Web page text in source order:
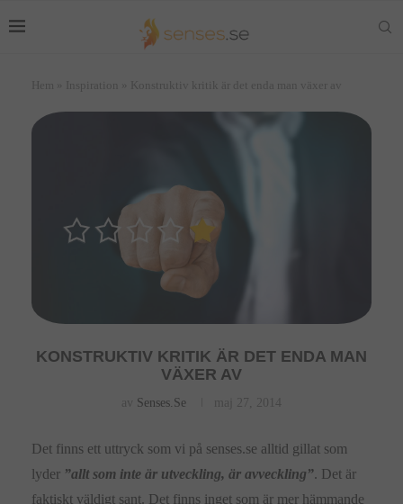
Hem » Inspiration » Konstruktiv kritik är det enda man växer av
KONSTRUKTIV KRITIK ÄR DET ENDA MAN
VÄXER AV
av Senses.se maj 27, 2014
Det finns ett uttryck som vi på senses.se alltid gillat som
lyder ”allt som inte är utveckling, är avveckling”. Det är
faktiskt väldigt sant. Det finns inget som är mer hämmande